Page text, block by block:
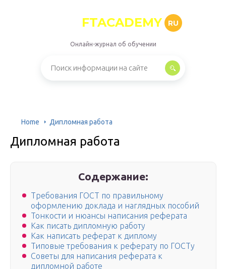
FTACADEMY RU
Онлайн-журнал об обучении
Home Дипломная работа
Дипломная работа
Содержание:
Требования ГОСТ по правильному
оформлению доклада и наглядных пособий
Тонкости и нюансы написания реферата
Как писать дипломную работу
Как написать реферат к диплому
Типовые требования к реферату по ГОСТу
Советы для написания реферата к
дипломной работе